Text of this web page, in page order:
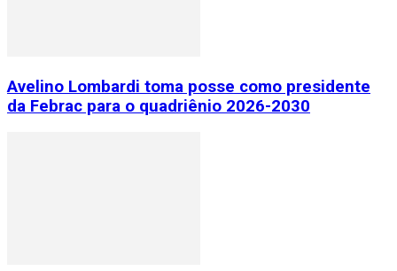
Avelino Lombardi toma posse como presidente
da Febrac para o quadriênio 2026-2030